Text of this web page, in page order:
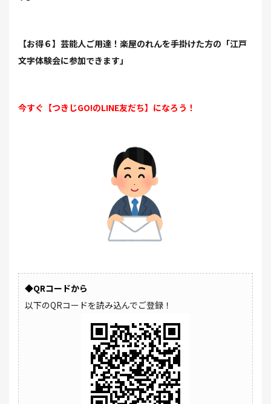
【お得６】芸能人ご用達！楽屋のれんを手掛けた方の「江戸
文字体験会に参加できます」
今すぐ【つきじGO!のLINE友だち】になろう！
◆QRコードから
以下のQRコードを読み込んでご登録！